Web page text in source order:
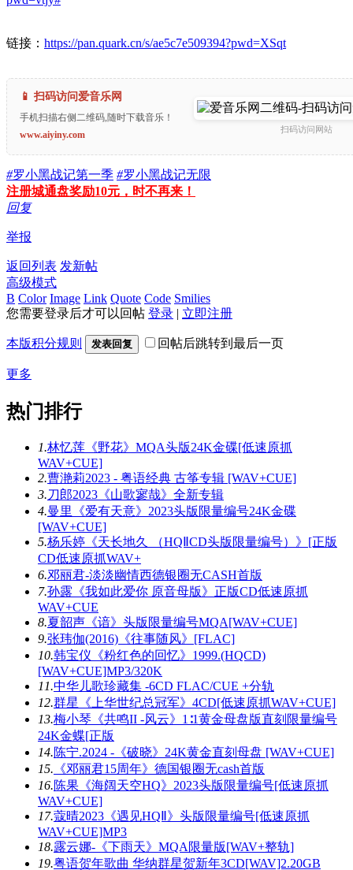
链接： https://pan.quark.cn/s/ae5c7e509394?pwd=XSqt
📱 扫码访问爱音乐网
手机扫描右侧二维码,随时下载音乐！
www.aiyiny.com
扫码访问网站
#罗小黑战记第一季 #罗小黑战记无限
注册城通盘奖励10元，时不再来！
回复
举报
返回列表 发新帖
高级模式
B Color Image Link Quote Code Smilies
您需要登录后才可以回帖 登录 | 立即注册
本版积分规则 发表回复 回帖后跳转到最后一页
更多
热门排行
1.林忆莲《野花》MQA头版24K金碟[低速原抓
WAV+CUE]
2.曹滟莉2023 - 粤语经典 古筝专辑 [WAV+CUE]
3.刀郎2023《山歌寥哉》全新专辑
4.曼里《爱有天意》2023头版限量编号24K金碟
[WAV+CUE]
5.杨乐婷《天长地久 （HQⅡCD头版限量编号）》[正版
CD低速原抓WAV+
6.邓丽君-淡淡幽情西德银圈无CASH首版
7.孙露《我如此爱你 原音母版》正版CD低速原抓
WAV+CUE
8.夏韶声《谙》头版限量编号MQA[WAV+CUE]
9.张玮伽(2016)《往事随风》[FLAC]
10.韩宝仪《粉红色的回忆》1999.(HQCD)
[WAV+CUE]MP3/320K
11.中华儿歌珍藏集 -6CD FLAC/CUE +分轨
12.群星《上华世纪总冠军》4CD[低速原抓WAV+CUE]
13.梅小琴《共鸣II -风云》1∶1黄金母盘版直刻限量编号
24K金蝶[正版
14.陈宁.2024 -《破晓》24K黄金直刻母盘 [WAV+CUE]
15. 《邓丽君15周年》德国银圈无cash首版
16.陈果《海阔天空HQ》2023头版限量编号[低速原抓
WAV+CUE]
17.蔻晴2023《遇见HQⅡ》头版限量编号[低速原抓
WAV+CUE]MP3
18.露云娜-《下雨天》MQA限量版[WAV+整轨]
19.粤语贺年歌曲 华纳群星贺新年3CD[WAV]2.20GB